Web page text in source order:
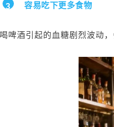
3 容易吃下更多食物
喝啤酒引起的血糖剧烈波动